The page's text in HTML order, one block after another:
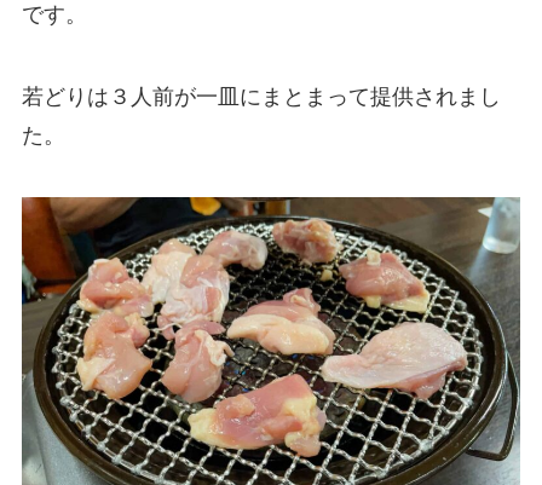
です。
若どりは３人前が一皿にまとまって提供されまし
た。